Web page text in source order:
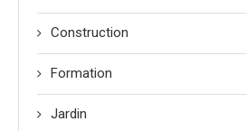
Construction
Formation
Jardin